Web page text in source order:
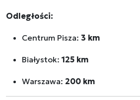
Odległości:
Centrum Pisza: 3 km
Białystok: 125 km
Warszawa: 200 km